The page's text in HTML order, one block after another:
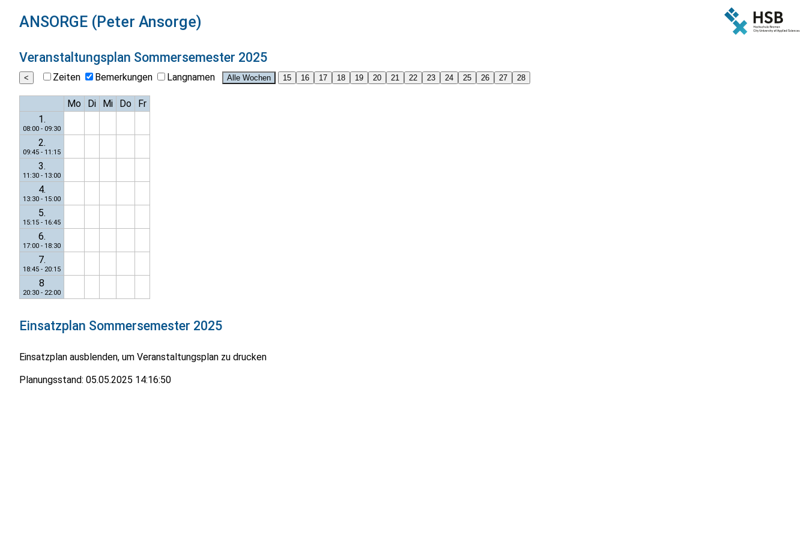
ANSORGE (Peter Ansorge)
Veranstaltungsplan Sommersemester 2025
Zeiten Bemerkungen Langnamen
Mo Di Mi Do
Fr
1.
08:00 - 09:30
2.
09:45 - 11:15
3.
11:30 - 13:00
4.
13:30 - 15:00
5.
15:15 - 16:45
6.
17:00 - 18:30
7.
18:45 - 20:15
8
20:30 - 22:00
Einsatzplan Sommersemester 2025
Einsatzplan ausblenden, um Veranstaltungsplan zu drucken
Planungsstand: 05.05.2025 14:16:50